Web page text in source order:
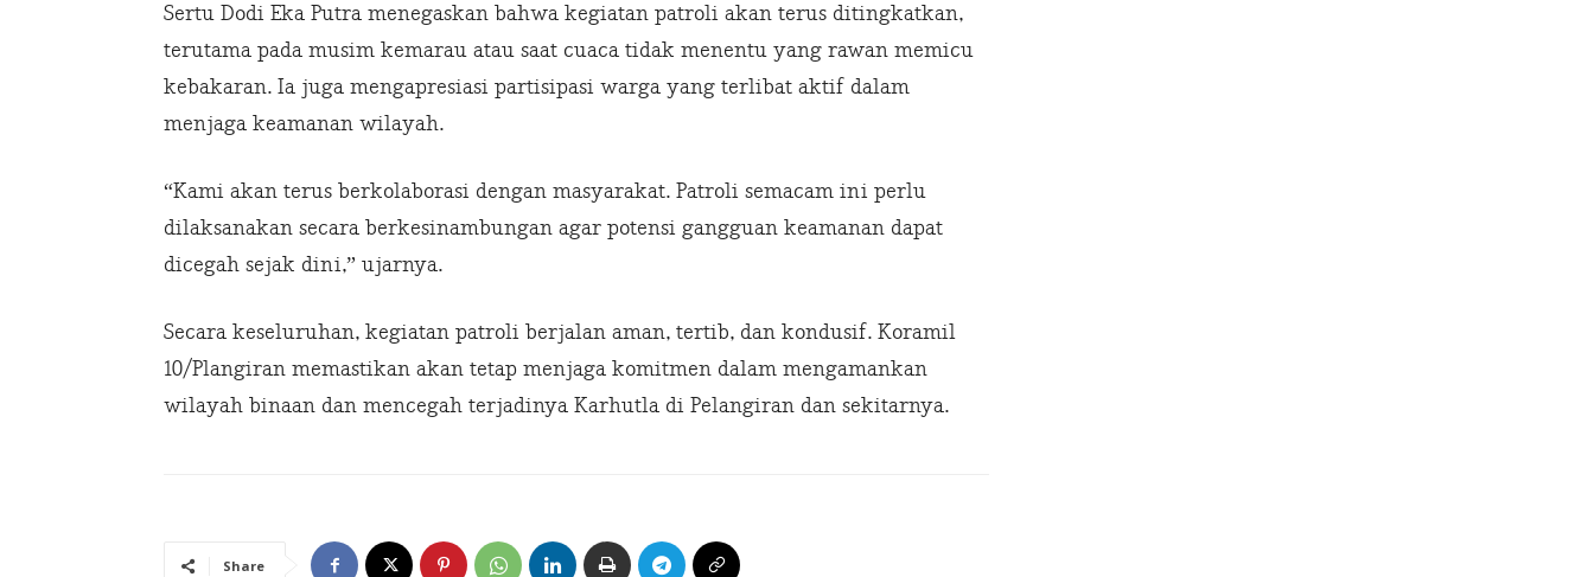
Sertu Dodi Eka Putra menegaskan bahwa kegiatan patroli akan terus ditingkatkan,
terutama pada musim kemarau atau saat cuaca tidak menentu yang rawan memicu
kebakaran. Ia juga mengapresiasi partisipasi warga yang terlibat aktif dalam
menjaga keamanan wilayah.
“Kami akan terus berkolaborasi dengan masyarakat. Patroli semacam ini perlu
dilaksanakan secara berkesinambungan agar potensi gangguan keamanan dapat
dicegah sejak dini,” ujarnya.
Secara keseluruhan, kegiatan patroli berjalan aman, tertib, dan kondusif. Koramil
10/Plangiran memastikan akan tetap menjaga komitmen dalam mengamankan
wilayah binaan dan mencegah terjadinya Karhutla di Pelangiran dan sekitarnya.
Share